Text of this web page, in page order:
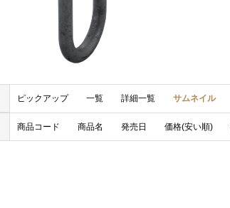
ピックアップ 一覧 詳細一覧 サムネイル
商品コード 商品名 発売日 価格(安い順)